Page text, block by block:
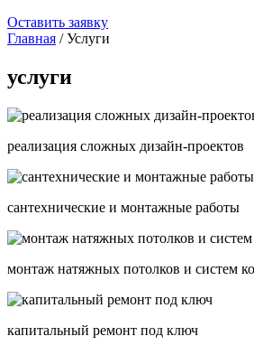
Оставить заявку
Главная / Услуги
услуги
реализация сложных дизайн-проектов
сантехнические и монтажные работы
монтаж натяжных потолков и систем
капитальный ремонт под ключ